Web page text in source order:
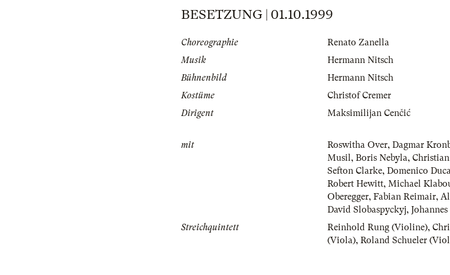
BESETZUNG | 01.10.1999
Choreographie
Renato Zanella
Musik
Hermann Nitsch
Bühnenbild
Hermann Nitsch
Kostüme
Christof Cremer
Dirigent
Maksimilijan Cenčić
mit Roswitha Over, Dagmar
Musil, Boris Nebyla,
Sefton Clarke, Domenico
Robert Hewitt, Michael
Oberegger, Fabian Reimair,
David Slobaspyckyj,
Streichquintett
Reinhold Rung (Violine),
(Viola), Roland Schueler